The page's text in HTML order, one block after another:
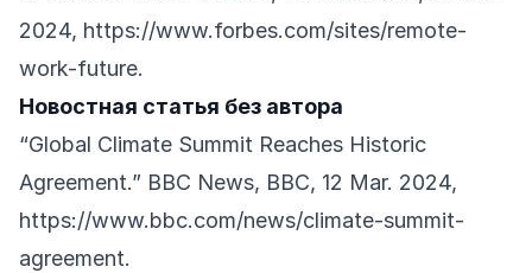
2024, https://www.forbes.com/sites/remote-
work-future.
Новостная статья без автора
“Global Climate Summit Reaches Historic
Agreement.” BBC News, BBC, 12 Mar. 2024,
https://www.bbc.com/news/climate-summit-
agreement.